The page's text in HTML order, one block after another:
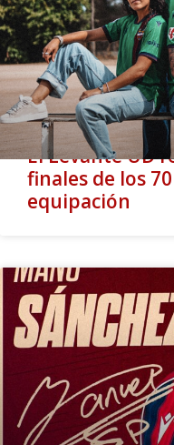
El Levante UD
finales de los
equipación